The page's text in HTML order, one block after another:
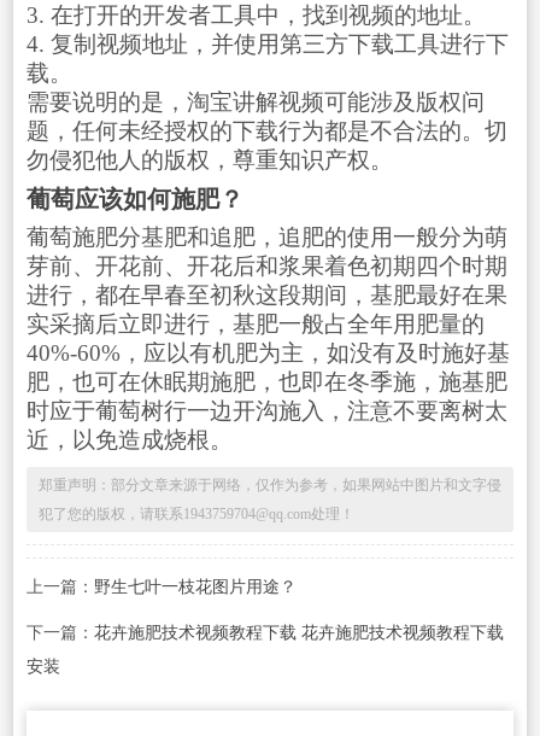
3. 在打开的开发者工具中，找到视频的地址。
4. 复制视频地址，并使用第三方下载工具进行下
载。
需要说明的是，淘宝讲解视频可能涉及版权问
题，任何未经授权的下载行为都是不合法的。切
勿侵犯他人的版权，尊重知识产权。
葡萄应该如何施肥？
葡萄施肥分基肥和追肥，追肥的使用一般分为萌
芽前、开花前、开花后和浆果着色初期四个时期
进行，都在早春至初秋这段期间，基肥最好在果
实采摘后立即进行，基肥一般占全年用肥量的
40%-60%，应以有机肥为主，如没有及时施好基
肥，也可在休眠期施肥，也即在冬季施，施基肥
时应于葡萄树行一边开沟施入，注意不要离树太
近，以免造成烧根。
郑重声明：部分文章来源于网络，仅作为参考，如果网站中图片和文字侵
犯了您的版权，请联系1943759704@qq.com处理！
上一篇： 野生七叶一枝花图片用途？
下一篇： 花卉施肥技术视频教程下载 花卉施肥技术视频教程下载
安装